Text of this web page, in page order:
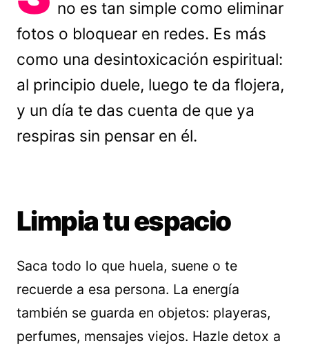
no es tan simple como eliminar
fotos o bloquear en redes. Es más
como una desintoxicación espiritual:
al principio duele, luego te da flojera,
y un día te das cuenta de que ya
respiras sin pensar en él.
Limpia tu espacio
Saca todo lo que huela, suene o te
recuerde a esa persona. La energía
también se guarda en objetos: playeras,
perfumes, mensajes viejos. Hazle detox a